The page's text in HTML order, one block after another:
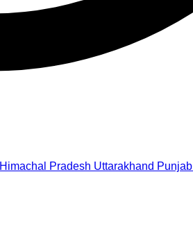
Himachal Pradesh Uttarakhand Punjab